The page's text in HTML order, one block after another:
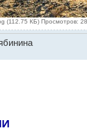
(112.75 КБ) Просмотров: